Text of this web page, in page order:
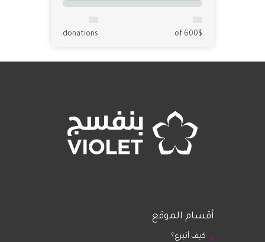
of 600$
donations
أقسام الموقع
كيف أتبرع؟